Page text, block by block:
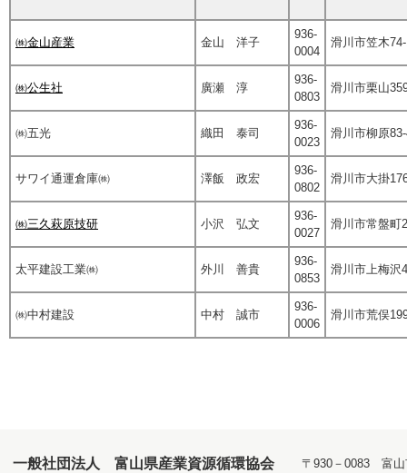
㈱金山産業 金山 洋子
936-
0004
滑川市笠木
㈱公生社 廣瀬 淳
936-
0803
滑川市栗山
㈱五光 織田 泰司
936-
0023
滑川市柳原
サワイ通運倉庫㈱ 澤飯 政宏
936-
0802
滑川市大掛
㈱三久萩原技研 小沢 弘文
936-
0027
滑川市常盤町
太平建設工業㈱ 外川 善貴
936-
0853
滑川市上梅沢
㈱中村建設 中村 誠市
936-
0006
滑川市荒俣
一般社団法人 富山県産業資源循環協会
〒930－0083 富山